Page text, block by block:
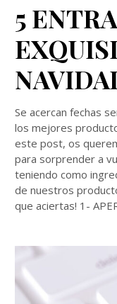
5
Se acercan fechas
los mejores
este post, os
para sorprender a
teniendo como
de nuestros
que aciertas! 1-